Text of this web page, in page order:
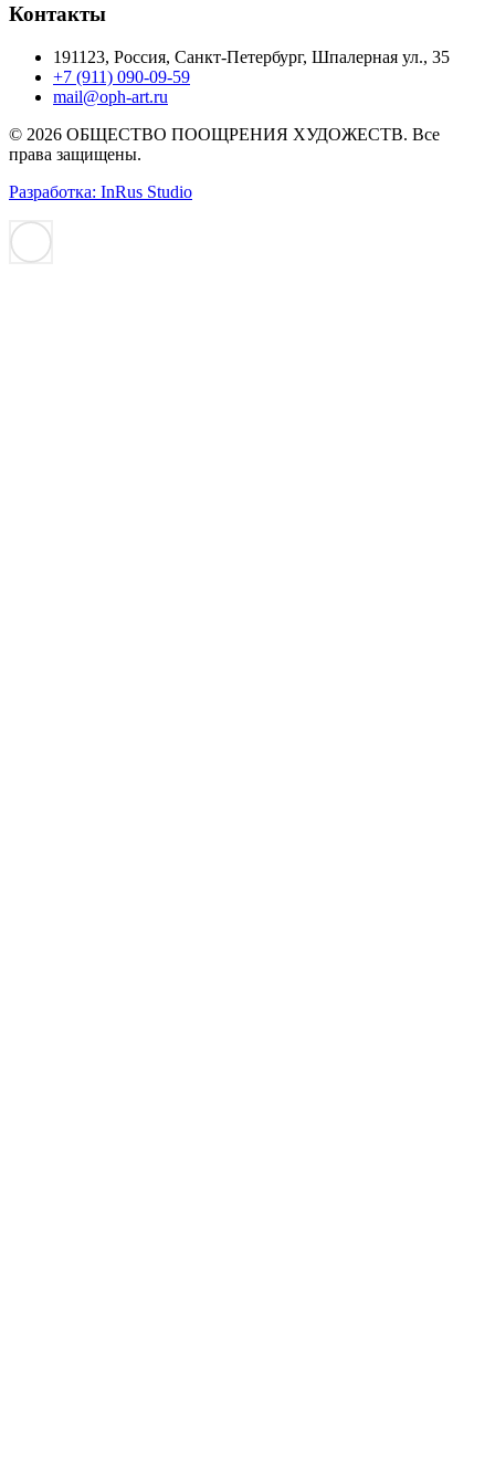
Контакты
191123, Россия, Санкт-Петербург, Шпалерная ул., 35
+7 (911) 090-09-59
mail@oph-art.ru
© 2026 ОБЩЕСТВО ПООЩРЕНИЯ ХУДОЖЕСТВ. Все
права защищены.
Разработка: InRus Studio